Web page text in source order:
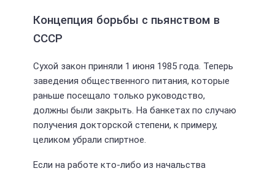
Концепция борьбы с пьянством в
СССР
Сухой закон приняли 1 июня 1985 года. Теперь
заведения общественного питания, которые
раньше посещало только руководство,
должны были закрыть. На банкетах по случаю
получения докторской степени, к примеру,
целиком убрали спиртное.
Если на работе кто-либо из начальства